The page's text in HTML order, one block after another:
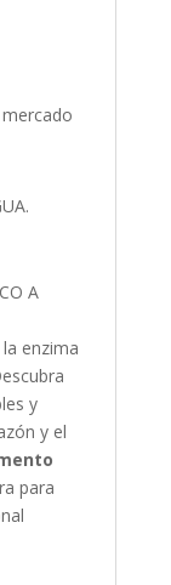
A
la enzima
y
y el
para